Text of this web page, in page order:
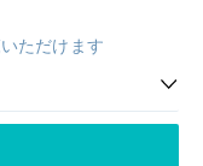
ただけます